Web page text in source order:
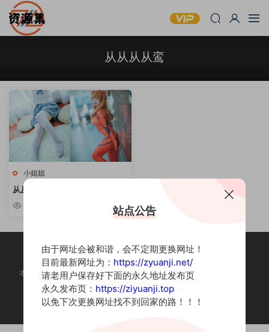
从从从从鸾
小姐姐
从从从从鸾: 33套cos合集 [持续
更新]
本站为摄影写真图片网站，内容来自网络收集整理，仅作个人学习使用。
如有违法内容请联系删除
Copyright © 2022 资源集
站点公告
由于网址会被和谐，会不定期更换网址！
目前最新网址为： https://zyuanji.net/
请老用户保存好下面的永久地址发布页
永久发布页： https://ziyuanji.top
以免下次更换网址找不到回家的路！！！